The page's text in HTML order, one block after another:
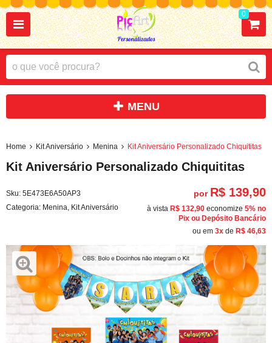
0
Home Kit Aniversário Menina Kit Aniversário Personalizado Chiquititas
Kit Aniversário Personalizado Chiquititas
Sku: 5E473E6A50AP3
Categoria: Menina Kit Aniversário
por R$ 139,90
à vista R$ 132,90 economize 5% no
Pix ou Depósito Bancário
ou em 3x de R$ 46,63